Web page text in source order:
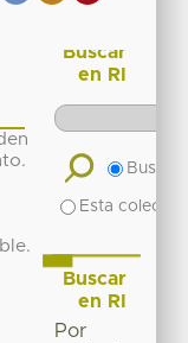
Buscar
en RI
Buscar
Esta
Buscar
en RI
Por